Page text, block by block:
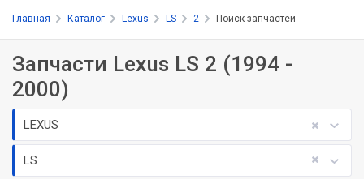
Главная Каталог Lexus LS 2 Поиск запчастей
Запчасти Lexus LS 2 (1994 -
2000)
LEXUS
LS